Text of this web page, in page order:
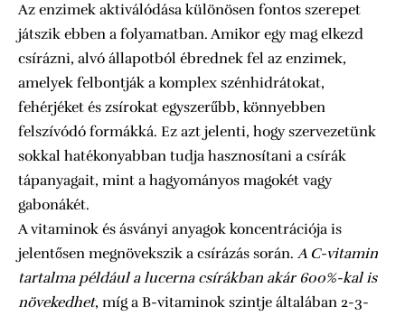
Az enzimek aktiválódása különösen fontos szerepet
játszik ebben a folyamatban. Amikor egy mag elkezd
csírázni, alvó állapotból ébrednek fel az enzimek,
amelyek felbontják a komplex szénhidrátokat,
fehérjéket és zsírokat egyszerűbb, könnyebben
felszívódó formákká. Ez azt jelenti, hogy szervezetünk
sokkal hatékonyabban tudja hasznosítani a csírák
tápanyagait, mint a hagyományos magokét vagy
gabonákét.
A vitaminok és ásványi anyagok koncentrációja is
jelentősen megnövekszik a csírázás során. A C-vitamin
tartalma például a lucerna csírákban akár 600%-kal is
növekedhet, míg a B-vitaminok szintje általában 2-3-